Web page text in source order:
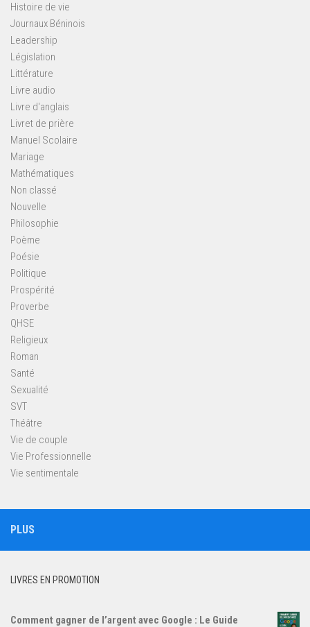
Histoire de vie
Journaux Béninois
Leadership
Législation
Littérature
Livre audio
Livre d'anglais
Livret de prière
Manuel Scolaire
Mariage
Mathématiques
Non classé
Nouvelle
Philosophie
Poème
Poésie
Politique
Prospérité
Proverbe
QHSE
Religieux
Roman
Santé
Sexualité
SVT
Théâtre
Vie de couple
Vie Professionnelle
Vie sentimentale
PLUS
LIVRES EN PROMOTION
Comment gagner de l’argent avec Google : Le Guide